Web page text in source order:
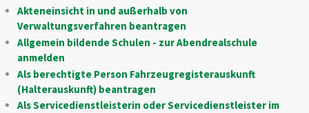
Akteneinsicht in und außerhalb von
Verwaltungsverfahren beantragen
Allgemein bildende Schulen - zur Abendrealschule
anmelden
Als berechtigte Person Fahrzeugregisterauskunft
(Halterauskunft) beantragen
Als Servicedienstleisterin oder Servicedienstleister im